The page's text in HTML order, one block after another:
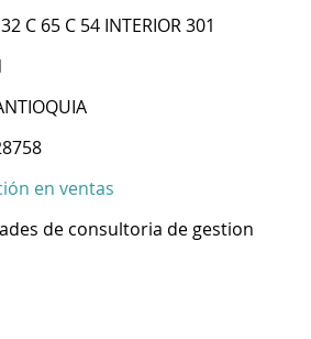
C 65 C 54 INTERIOR 301
en ventas
de consultoria de gestion